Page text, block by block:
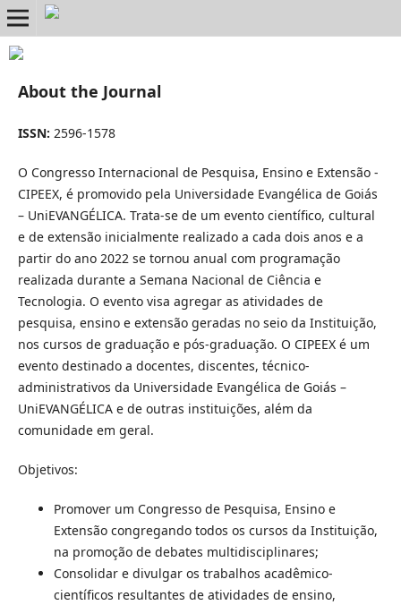
About the Journal
ISSN: 2596-1578
O Congresso Internacional de Pesquisa, Ensino e Extensão -
CIPEEX, é promovido pela Universidade Evangélica de Goiás
– UniEVANGÉLICA. Trata-se de um evento científico, cultural
e de extensão inicialmente realizado a cada dois anos e a
partir do ano 2022 se tornou anual com programação
realizada durante a Semana Nacional de Ciência e
Tecnologia. O evento visa agregar as atividades de
pesquisa, ensino e extensão geradas no seio da Instituição,
nos cursos de graduação e pós-graduação. O CIPEEX é um
evento destinado a docentes, discentes, técnico-
administrativos da Universidade Evangélica de Goiás –
UniEVANGÉLICA e de outras instituições, além da
comunidade em geral.
Objetivos:
Promover um Congresso de Pesquisa, Ensino e
Extensão congregando todos os cursos da Instituição,
na promoção de debates multidisciplinares;
Consolidar e divulgar os trabalhos acadêmico-
científicos resultantes de atividades de ensino,